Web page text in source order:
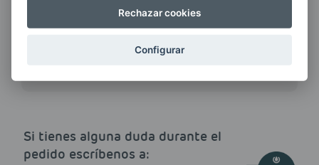
Quiero recibir las últimas novedades de AVIA
Más información
Si tienes alguna duda durante el
pedido escríbenos a:
Rechazar cookies
Configurar